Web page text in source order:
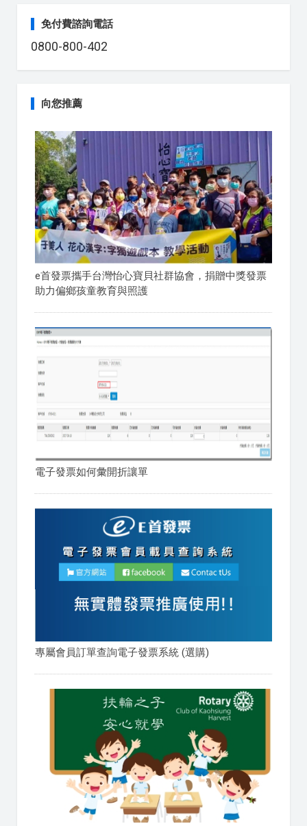
免付費諮詢電話
0800-800-402
向您推薦
e首發票攜手台灣怡心寶貝社群協會，捐贈中獎發票
助力偏鄉孩童教育與照護
電子發票如何彙開折讓單
專屬會員訂單查詢電子發票系統 (選購)